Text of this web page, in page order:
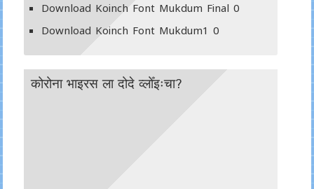
Download Koinch Font Mukdum Final 0
Download Koinch Font Mukdum1 0
कोरोना भाइरस ला दोदे व्लोँइःचा?